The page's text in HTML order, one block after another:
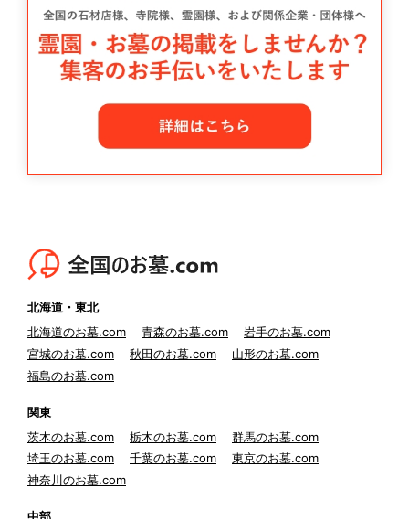
北海道・東北
北海道のお墓.com
青森のお墓.com
岩手のお墓.com
宮城のお墓.com
秋田のお墓.com
山形のお墓.com
福島のお墓.com
関東
茨木のお墓.com
栃木のお墓.com
群馬のお墓.com
埼玉のお墓.com
千葉のお墓.com
東京のお墓.com
神奈川のお墓.com